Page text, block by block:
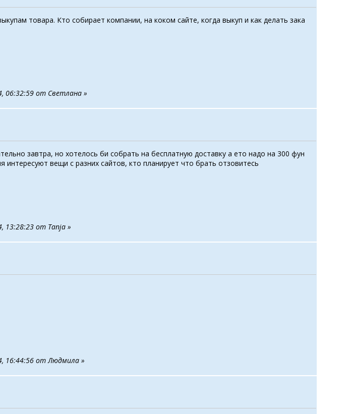
товара. Кто собирает компании, на коком сайте, когда выкуп и как делать зака
06:32:59 от Светлана »
завтра, но хотелось би собрать на бесплатную доставку а ето надо на 300 фун
интересуют вещи с разних сайтов, кто планирует что брать отзовитесь
13:28:23 от Tanja »
16:44:56 от Людмила »